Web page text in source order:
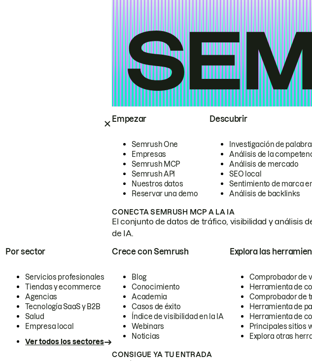
Empezar
Semrush One
Empresas
Semrush MCP
Semrush API
Nuestros datos
Reservar una demo
Descubrir
Investigación de
Análisis de la
Análisis de mercado
SEO local
Sentimiento de marca
Análisis de backlinks
CONECTA SEMRUSH MCP A LA IA
El conjunto de datos de tráfico, visibilidad y análisis
de IA.
Por sector
Servicios profesionales
Tiendas y ecommerce
Agencias
Tecnología SaaS y B2B
Salud
Empresa local
Ver todos los sectores
Crece con Semrush
Blog
Conocimiento
Academia
Casos de éxito
Índice de visibilidad en la IA
Webinars
Noticias
Explora las
Comprobador de
Herramienta de
Comprobador de
Herramienta de
Herramienta de
Principales sitios
Explora otras
CONSIGUE YA TU ENTRADA